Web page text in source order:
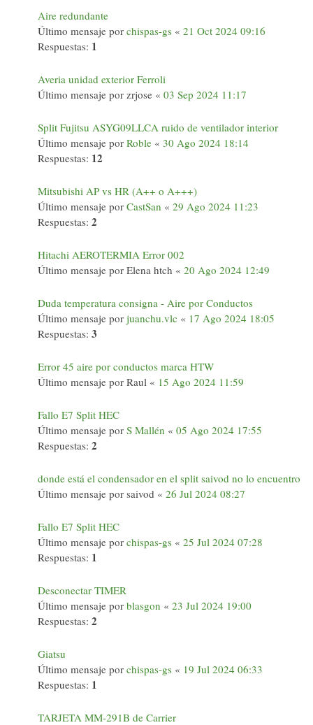
Aire redundante
Último mensaje por chispas-gs « 21 Oct 2024 09:16
Respuestas: 1
Averia unidad exterior Ferroli
Último mensaje por zrjose « 03 Sep 2024 11:17
Split Fujitsu ASYG09LLCA ruido de ventilador interior
Último mensaje por Roble « 30 Ago 2024 18:14
Respuestas: 12
Mitsubishi AP vs HR (A++ o A+++)
Último mensaje por CastSan « 29 Ago 2024 11:23
Respuestas: 2
Hitachi AEROTERMIA Error 002
Último mensaje por Elena htch « 20 Ago 2024 12:49
Duda temperatura consigna - Aire por Conductos
Último mensaje por juanchu.vlc « 17 Ago 2024 18:05
Respuestas: 3
Error 45 aire por conductos marca HTW
Último mensaje por Raul « 15 Ago 2024 11:59
Fallo E7 Split HEC
Último mensaje por S Mallén « 05 Ago 2024 17:55
Respuestas: 2
donde está el condensador en el split saivod no lo encuentro
Último mensaje por saivod « 26 Jul 2024 08:27
Fallo E7 Split HEC
Último mensaje por chispas-gs « 25 Jul 2024 07:28
Respuestas: 1
Desconectar TIMER
Último mensaje por blasgon « 23 Jul 2024 19:00
Respuestas: 2
Giatsu
Último mensaje por chispas-gs « 19 Jul 2024 06:33
Respuestas: 1
TARJETA MM-291B de Carrier